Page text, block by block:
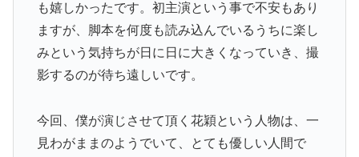
も嬉しかったです。初主演という事で不安もあり
ますが、脚本を何度も読み込んでいるうちに楽し
みという気持ちが日に日に大きくなっていき、撮
影するのが待ち遠しいです。
今回、僕が演じさせて頂く花穎という人物は、一
見わがままのようでいて、とても優しい人間で